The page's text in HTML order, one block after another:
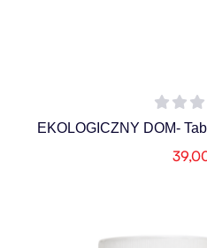
EKOLOGICZNY DOM-